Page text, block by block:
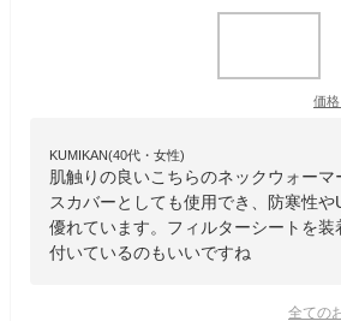
価
KUMIKAN(40代・女性)
肌触りの良いこちらのネックウォーマ
スカバーとしても使用でき、防寒性や
優れています。フィルターシートを
付いているのもいいですね
全ての